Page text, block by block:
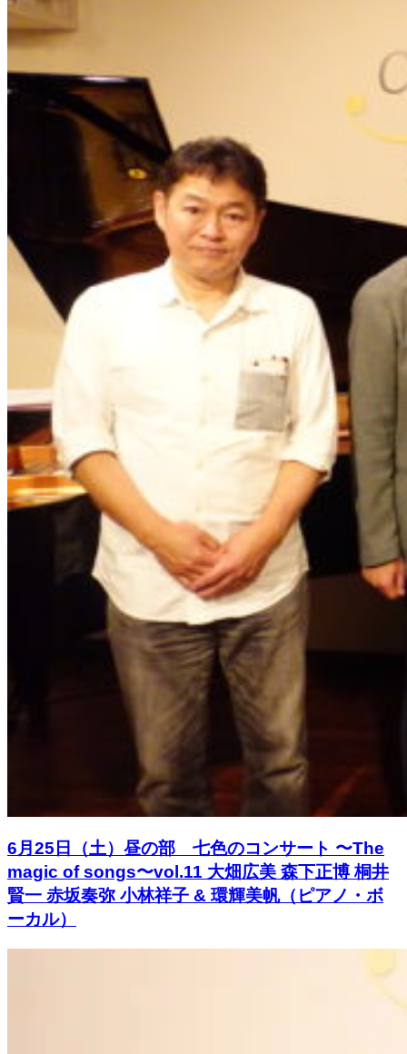
6月25日（土）昼の部 七色のコンサート 〜The
magic of songs〜vol.11 大畑広美 森下正博 桐井
賢一 赤坂奏弥 小林祥子 & 環輝美帆（ピアノ・ボ
ーカル）